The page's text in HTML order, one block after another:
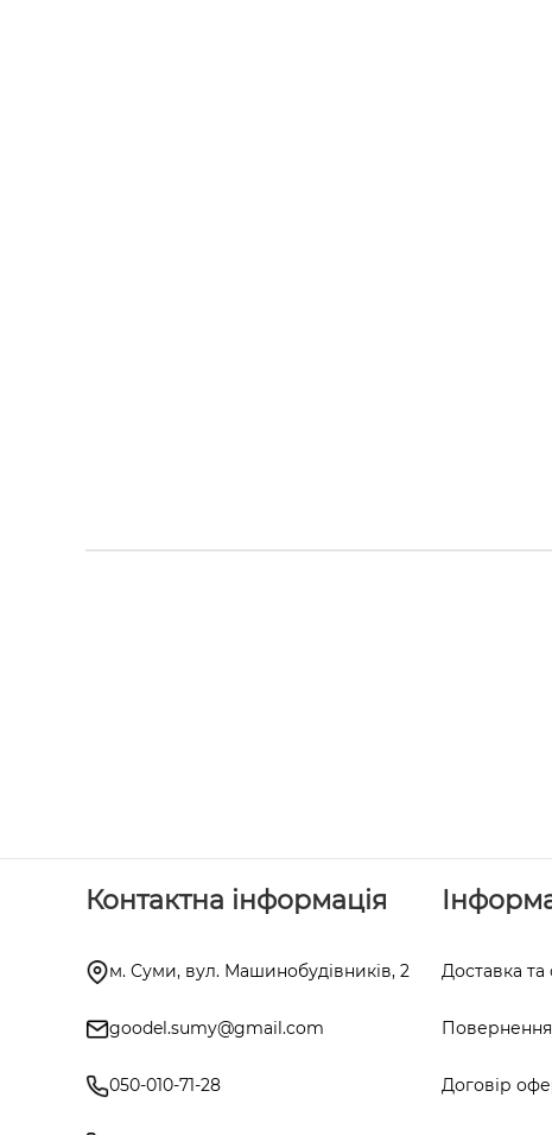
Контактна інформація
м. Суми, вул. Машинобудівників, 2
goodel.sumy@gmail.com
050-010-71-28
Доставка та
Повернення
Договір